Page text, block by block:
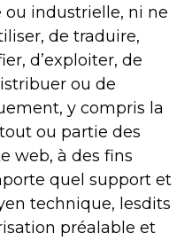
industrielle, ni ne
de traduire,
d’exploiter, de
ou de
y compris la
ou partie des
web, à des fins
quel support et
technique, lesdits
préalable et